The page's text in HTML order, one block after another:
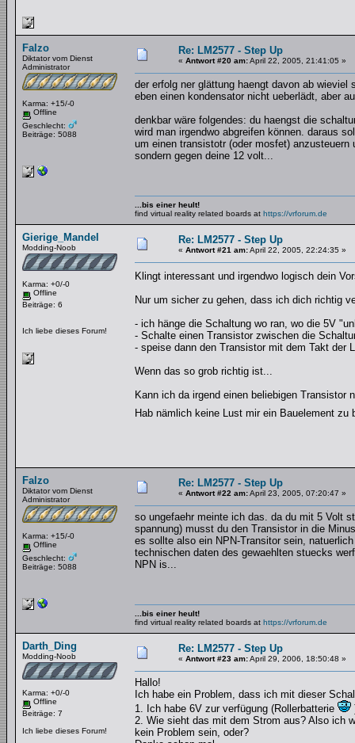
Falzo
Diktator vom Dienst
Administrator
Karma: +15/-0
Offline
Geschlecht:
Beiträge: 5088
Re: LM2577 - Step Up
« Antwort #20 am:April 22, 2005, 21:41:05 »
der erfolg ner glättung haengt davon ab
eben einen kondensator nicht ueberlädt, aber
denkbar wäre folgendes: du haengst die
wird man irgendwo abgreifen können. daraus
um einen transistotr (oder mosfet)
sondern gegen deine 12 volt...
...bis einer heult!
find virtual reality related boards at https://vrforum.de
Gierige_Mandel
Modding-Noob
Karma: +0/-0
Offline
Beiträge: 6
Ich liebe dieses Forum!
Re: LM2577 - Step Up
« Antwort #21 am:April 22, 2005, 22:24:35 »
Klingt interessant und irgendwo logisch dein
Nur um sicher zu gehen, dass ich dich richtig
- ich hänge die Schaltung wo ran, wo die 5V
- Schalte einen Transistor zwischen die
- speise dann den Transistor mit dem Takt der
Wenn das so grob richtig ist...
Kann ich da irgend einen beliebigen
Hab nämlich keine Lust mir ein Bauelement
Falzo
Diktator vom Dienst
Administrator
Karma: +15/-0
Offline
Geschlecht:
Beiträge: 5088
Re: LM2577 - Step Up
« Antwort #22 am:April 23, 2005, 07:20:47 »
so ungefaehr meinte ich das. da du mit 5 Volt
spannung) musst du den Transistor in die
es sollte also ein NPN-Transitor sein,
technischen daten des gewaehlten stuecks
NPN is...
...bis einer heult!
find virtual reality related boards at https://vrforum.de
Darth_Ding
Modding-Noob
Karma: +0/-0
Offline
Beiträge: 7
Ich liebe dieses Forum!
Re: LM2577 - Step Up
« Antwort #23 am:April 29, 2006, 18:50:48 »
Hallo!
Ich habe ein Problem, dass ich mit dieser
1. Ich habe 6V zur verfügung (Rollerbatterie
2. Wie sieht das mit dem Strom aus? Also ich
kein Problem sein, oder?